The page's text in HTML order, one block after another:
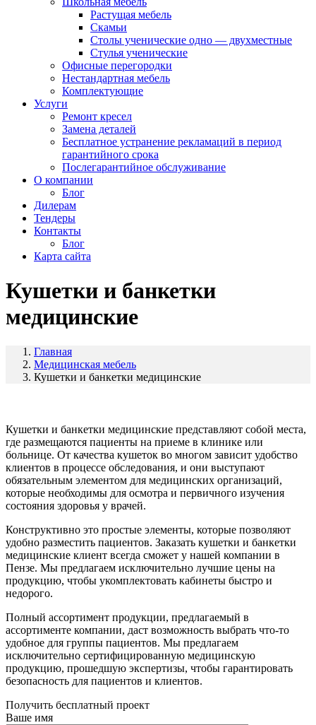
Растущая мебель
Скамьи
Столы ученические одно — двухместные
Стулья ученические
Офисные перегородки
Нестандартная мебель
Комплектующие
Услуги
Ремонт кресел
Замена деталей
Бесплатное устранение рекламаций в период
гарантийного срока
Послегарантийное обслуживание
О компании
Блог
Дилерам
Тендеры
Контакты
Блог
Карта сайта
Кушетки и банкетки
медицинские
Главная
Медицинская мебель
Кушетки и банкетки медицинские
Кушетки и банкетки медицинские представляют собой места,
где размещаются пациенты на приеме в клинике или
больнице. От качества кушеток во многом зависит удобство
клиентов в процессе обследования, и они выступают
обязательным элементом для медицинских организаций,
которые необходимы для осмотра и первичного изучения
состояния здоровья у врачей.
Конструктивно это простые элементы, которые позволяют
удобно разместить пациентов. Заказать кушетки и банкетки
медицинские клиент всегда сможет у нашей компании в
Пензе. Мы предлагаем исключительно лучшие цены на
продукцию, чтобы укомплектовать кабинеты быстро и
недорого.
Полный ассортимент продукции, предлагаемый в
ассортименте компании, даст возможность выбрать что-то
удобное для группы пациентов. Мы предлагаем
исключительно сертифицированную медицинскую
продукцию, прошедшую экспертизы, чтобы гарантировать
безопасность для пациентов и клиентов.
Получить бесплатный проект
Ваше имя